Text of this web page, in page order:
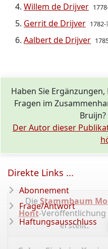
Willem de Drijver
Gerrit de Drijver 1782-
Aalbert de Drijver
Haben Sie
Fragen im
Bruijn?
Der Autor dieser
Die Stammbaum
Hont-
erstellt.
Direkte Links ...
Abonnement
Frage/Antwort
Haftungsausschluss